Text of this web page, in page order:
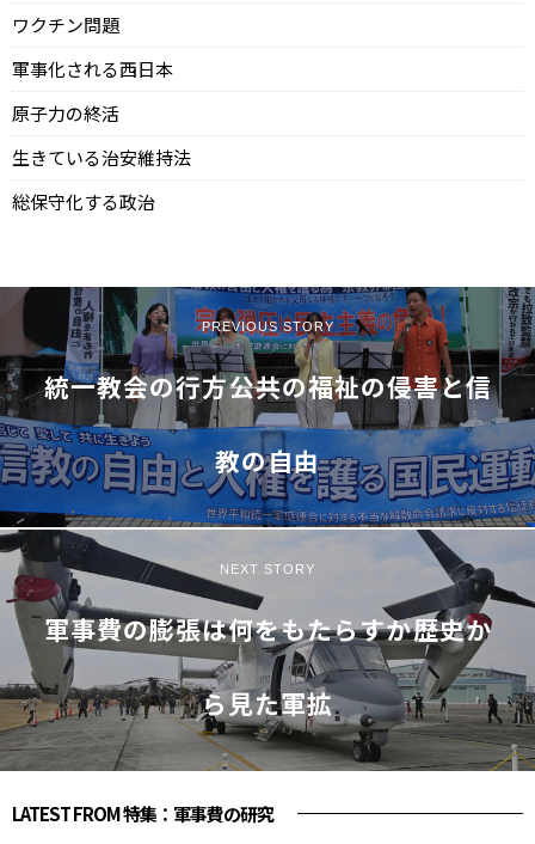
ワクチン問題
軍事化される西日本
原子力の終活
生きている治安維持法
総保守化する政治
PREVIOUS STORY
統一教会の行方――公共の福祉の侵害と信
教の自由
NEXT STORY
軍事費の膨張は何をもたらすか――歴史か
ら見た軍拡
LATEST FROM 特集：軍事費の研究